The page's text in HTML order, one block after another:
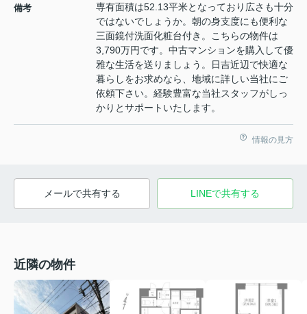
備考
専有面積は52.13平米となっており広さも十分
ではないでしょうか。朝の身支度にも便利な
三面鏡付洗面化粧台付き。こちらの物件は
3,790万円です。中古マンションを購入して優
雅な生活を送りましょう。日吉近辺で快適な
暮らしをお求めなら、地域に詳しい当社にご
依頼下さい。経験豊富な当社スタッフがしっ
かりとサポートいたします。
情報の見方
メールで共有する LINEで共有する
近隣の物件